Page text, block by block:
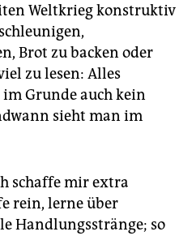
Weltkrieg konstruktiv
Brot zu backen oder
zu lesen: Alles
Grunde auch kein
sieht man im
schaffe mir extra
rein, lerne über
Handlungsstränge; so